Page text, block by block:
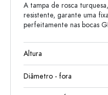
A tampa de rosca
resistente, garante uma
perfeitamente nas bocas
Altura
Diâmetro - fora